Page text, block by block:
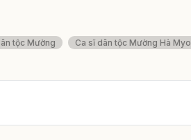
tộc Mường Ca sĩ dân tộc Mường Hà Myo